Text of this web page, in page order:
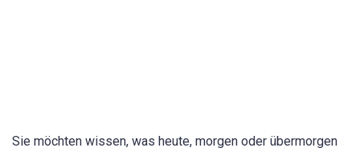
Sie möchten wissen, was heute, morgen oder übermorgen